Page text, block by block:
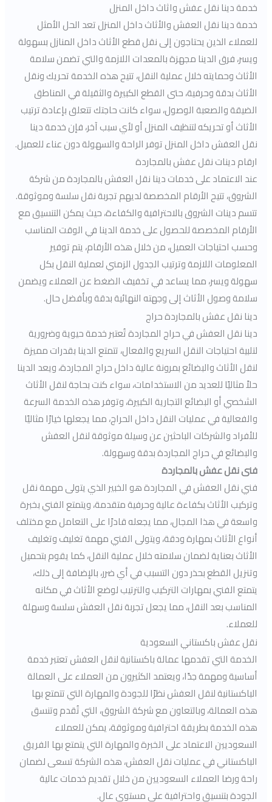
خدمة دينا نقل عفش واثاث داخل المنزل
خدمة دينا نقل العفش والأثاث داخل المنزل تعد الحل الأمثل
للعملاء الذين يحتاجون إلى نقل قطع الأثاث داخل المنازل بسهولة
ويسر، فرق الدينا مجهزة بالمعدات اللازمة والتي تضمن سلامة
الأثاث وحمايته خلال عملية النقل، تتيح هذه الخدمة تحريك ونقل
الأثاث بدقة وحرفية، حتى القطع الكبيرة والثقيلة في المناطق
الضيقة والصعبة الوصول، سواء كانت حاجتك تتعلق بإعادة ترتيب
الأثاث أو تحريكه لتنظيف المنزل أو لأي سبب آخر، فإن خدمة دينا
نقل العفش داخل المنزل توفر الراحة والسهولة دون عناء للعميل.
ارقام دينات نقل عفش بالمجاردة
عند الاعتماد على خدمات دينا نقل العفش بالمجاردة من شركة
الشروق، تتيح الأرقام المخصصة لديهم تجربة نقل سلسة وموثوقة.
تتسم دينات الشروق بالاحترافية والكفاءة، حيث يمكن التنسيق مع
الأرقام المخصصة للحصول على خدمة الدينا في الوقت المناسب
وحسب احتياجات العميل، من خلال هذه الأرقام، يتم توفير
المعلومات اللازمة وترتيب الجدول الزمني لعملية النقل بكل
سهولة ويسر، مما يساعد في تخفيف الضغط عن العملاء ويضمن
سلامة وصول الأثاث إلى وجهته النهائية بدقة وبأفضل حال.
دينا نقل عفش بالمجاردة حراج
دينا نقل العفش في حراج المجاردة تُعتبر خدمة حيوية وضرورية
لتلبية احتياجات النقل السريع والفعال، تتمتع الدينا بقدرات مميزة
لنقل الأثاث والبضائع بمرونة عالية داخل حراج المجاردة، ويعد الدينا
حلاً مثاليًا للعديد من الاستخدامات، سواء كنت بحاجة لنقل الأثاث
الشخصي أو البضائع التجارية الكبيرة، وتوفر هذه الخدمة السرعة
والفعالية في عمليات النقل داخل الحراج، مما يجعلها خيارًا مثاليًا
للأفراد والشركات الباحثين عن وسيلة موثوقة لنقل العفش
والبضائع في حراج المجاردة بدقة وسهولة.
فنى نقل عفش بالمجاردة
فني نقل العفش في المجاردة هو الخبير الذي يتولى مهمة نقل
وتركيب الأثاث بكفاءة عالية وحرفية متقدمة، ويتمتع الفني بخبرة
واسعة في هذا المجال، مما يجعله قادرًا على التعامل مع مختلف
أنواع الأثاث بمهارة ودقة، ويتولى الفني مهمة تغليف وتغليف
الأثاث بعناية لضمان سلامته خلال عملية النقل، كما يقوم بتحميل
وتنزيل القطع بحذر دون التسبب في أي ضرر، بالإضافة إلى ذلك،
يتمتع الفني بمهارات التركيب والترتيب لوضع الأثاث في مكانه
المناسب بعد النقل، مما يجعل تجربة نقل العفش سلسة وسهلة
للعملاء.
نقل عفش باكستاني السعودية
الخدمة التي تقدمها عمالة باكستانية لنقل العفش تعتبر خدمة
أساسية ومهمة جدًا، ويعتمد الكثيرون من العملاء على العمالة
الباكستانية لنقل العفش نظرًا للجودة والمهارة التي تتمتع بها
هذه العمالة، وبالتعاون مع شركة الشروق، التي تُقدم وتنسق
هذه الخدمة بطريقة احترافية وموثوقة، يمكن للعملاء
السعوديين الاعتماد على الخبرة والمهارة التي يتمتع بها الفريق
الباكستاني في عمليات نقل العفش، هذه الشركة تسعى لضمان
راحة ورضا العملاء السعوديين من خلال تقديم خدمات عالية
الجودة بتنسيق واحترافية على مستوى عالٍ.